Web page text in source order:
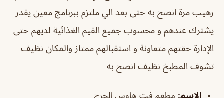
رهيب مرة انصح به حتى بعد الي ملتزم ببرنامج معين يقدر
يشترك عندهم و محسوب جميع القيم الغذائية لديهم حتى
الإدارة حقتهم متعاونة و استقبالهم ممتاز والمكان نظيف
تشوف المطبخ نظيف انصح به
الإسم: مطعم فت هاوس الخرج